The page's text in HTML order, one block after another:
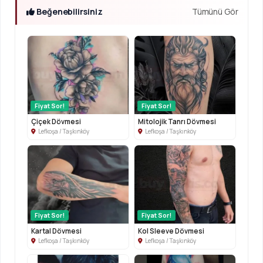
Beğenebilirsiniz Tümünü Gör
Fiyat Sor!
Çiçek Dövmesi
Lefkoşa / Taşkınköy
Fiyat Sor!
Mitolojik Tanrı Dövmesi
Lefkoşa / Taşkınköy
Fiyat Sor!
Kartal Dövmesi
Lefkoşa / Taşkınköy
Fiyat Sor!
Kol Sleeve Dövmesi
Lefkoşa / Taşkınköy